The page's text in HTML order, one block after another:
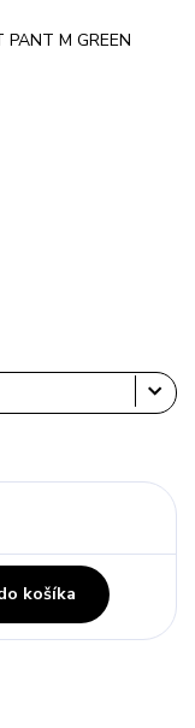
košíka